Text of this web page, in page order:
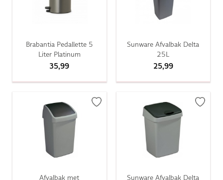
Brabantia Pedallette 5
Liter Platinum
35,99
Sunware Afvalbak Delta
25L
25,99
Afvalbak met
Sunware Afvalbak Delta